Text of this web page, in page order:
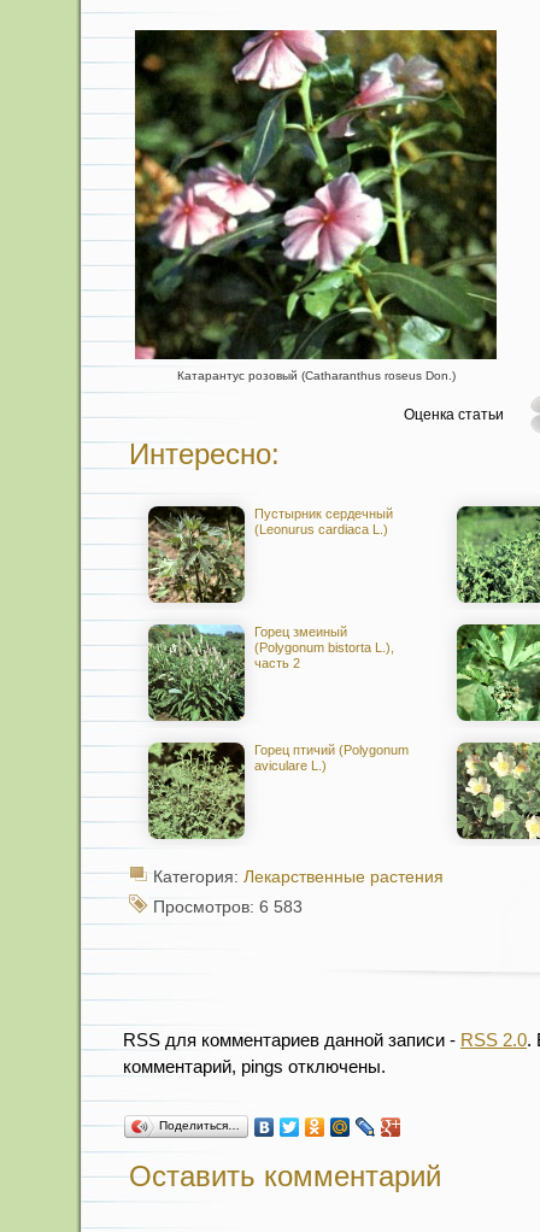
Катарантус розовый (Catharanthus roseus Don.)
Оценка статьи
Интересно:
Пустырник сердечный
(Leonurus cardiaca L.)
Горец змеиный
(Polygonum bistorta L.),
часть 2
Горец птичий (Polygonum
aviculare L.)
Категория: Лекарственные растения
Просмотров: 6 583
RSS для комментариев данной записи - RSS 2.0.
комментарий, pings отключены.
Поделиться…
Оставить комментарий